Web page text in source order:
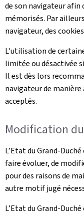
de son navigateur afin
mémorisés. Par
navigateur, des
L'utilisation de
limitée ou désactivée
Il est dès lors
navigateur de manière
acceptés.
Modification
L’Etat du Grand-
faire évoluer, de
pour des raisons de
autre motif jugé
L’Etat du Grand-